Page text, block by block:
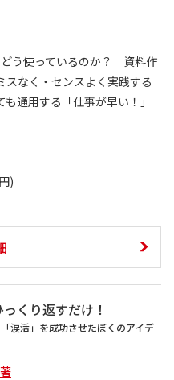
う使っているのか？ 資料作
スなく・センスよく実践する
通用する「仕事が早い！」
)
くり返すだけ！
「涙活」を成功させたぼくのアイデ